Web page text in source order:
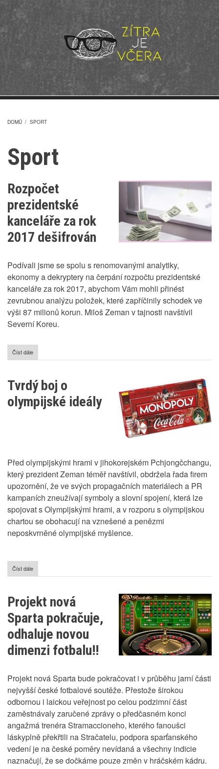
hlavnímu
NAVIGACE
DOMŮ / SPORT
Sport
Rozpočet
prezidentské
kanceláře za rok
2017 dešifrován
Podívali jsme se spolu s renomovanými analytiky,
ekonomy a dekryptery na čerpání rozpočtu prezidentské
kanceláře za rok 2017, abychom Vám mohli přinést
zevrubnou analýzu položek, které zapříčinily schodek ve
výši 87 milionů korun. Miloš Zeman v tajnosti navštívil
Severní Koreu.
Číst dále
Rozpočet
za
rok
2017
dešifrován
Tvrdý boj o
olympijské ideály
Před olympijskými hrami v jihokorejském Pchjongčchangu,
který prezident Zeman téměř navštívil, obdržela řada firem
upozornění, že ve svých propagačních materiálech a PR
kampaních zneužívají symboly a slovní spojení, která lze
spojovat s Olympijskými hrami, a v rozporu s olympijskou
chartou se obohacují na vznešené a penězmi
neposkvrněné olympijské myšlence.
Číst dále
Tvrdý
olympijské
Projekt nová
Sparta pokračuje,
odhaluje novou
dimenzi fotbalu!!
Projekt nová Sparta bude pokračovat i v průběhu jarní části
nejvyšší české fotbalové soutěže. Přestože širokou
odbornou i laickou veřejnost po celou podzimní část
zaměstnávaly zaručené zprávy o předčasném konci
angažmá trenéra Stramaccioneho, kterého fanoušci
láskyplně překřtili na Stračatelu, podpora sparťanského
vedení je na české poměry nevídaná a všechny indicie
naznačují, že se dočkáme pouze změn v hráčském kádru.